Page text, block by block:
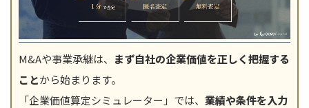
M&Aや事業承継は、 まず自社の企業価値を正しく把握する
ことから始まります。
「企業価値算定シミュレーター」では、 業績や条件を入力